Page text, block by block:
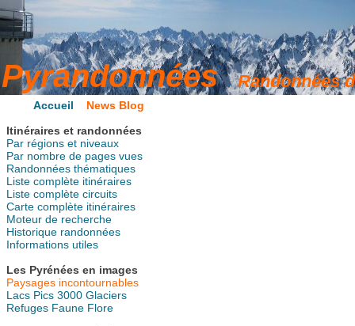
Accueil
News Blog
Itinéraires et randonnées
Par régions et niveaux
Par nombre de pages vues
Randonnées thématiques
Liste complète itinéraires
Liste complète circuits
Carte complète itinéraires
Moteur de recherche
Historique randonnées
Informations utiles
Les Pyrénées en images
Paysages incontournables
Lacs Pics 3000 Glaciers
Refuges Faune Flore